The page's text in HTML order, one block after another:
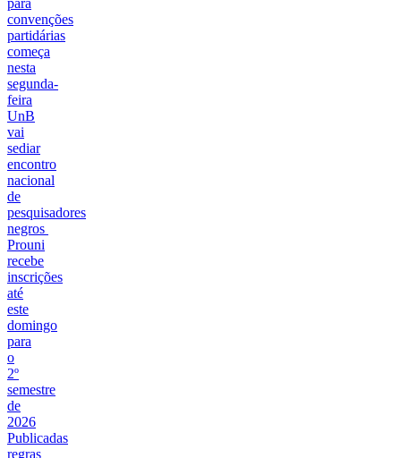
para
convenções
partidárias
começa
nesta
segunda-
feira
UnB
vai
sediar
encontro
nacional
de
pesquisadores
negros
Prouni
recebe
inscrições
até
este
domingo
para
o
2º
semestre
de
2026
Publicadas
regras